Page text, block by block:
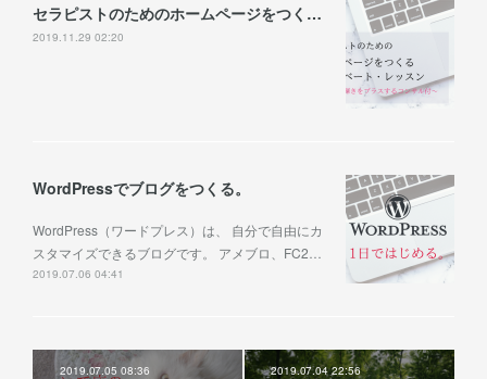
セラピストのためのホームページをつくるレッスン
2019.11.29 02:20
WordPressでブログをつくる。
WordPress（ワードプレス）は、 自分で自由にカ
スタマイズできるブログです。 アメブロ、FC2…
2019.07.06 04:41
2019.07.05 08:36 2019.07.04 22:56